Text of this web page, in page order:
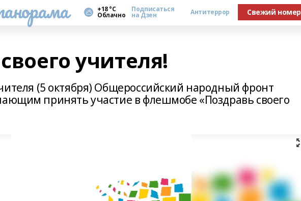
+18 °С
Облачно
Подписаться
на Дзен Антитеррор Свежий номер
учителя!
(5 октября) Общероссийский народный фронт
принять участие в флешмобе «Поздравь своего